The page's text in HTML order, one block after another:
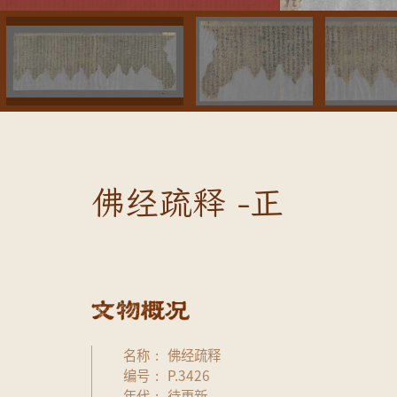
佛经疏释 -正
名称
佛经疏释
编号
P.3426